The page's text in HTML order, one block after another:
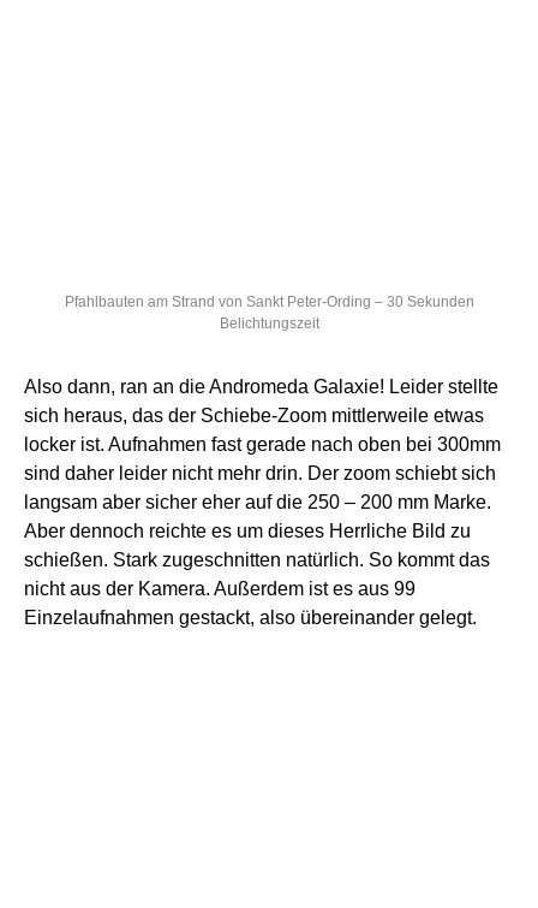
Pfahlbauten am Strand von Sankt Peter-Ording – 30 Sekunden
Belichtungszeit
Also dann, ran an die Andromeda Galaxie! Leider stellte
sich heraus, das der Schiebe-Zoom mittlerweile etwas
locker ist. Aufnahmen fast gerade nach oben bei 300mm
sind daher leider nicht mehr drin. Der zoom schiebt sich
langsam aber sicher eher auf die 250 – 200 mm Marke.
Aber dennoch reichte es um dieses Herrliche Bild zu
schießen. Stark zugeschnitten natürlich. So kommt das
nicht aus der Kamera. Außerdem ist es aus 99
Einzelaufnahmen gestackt, also übereinander gelegt.